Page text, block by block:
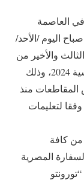
في العاصمة
صباح اليوم /الأحد/
والأخير من
تصويت المصريين بالخارج في الإنتخابات الرئاسية 2024، وذلك
المقاطعات منذ
لتعليمات
من كافة
المصرية